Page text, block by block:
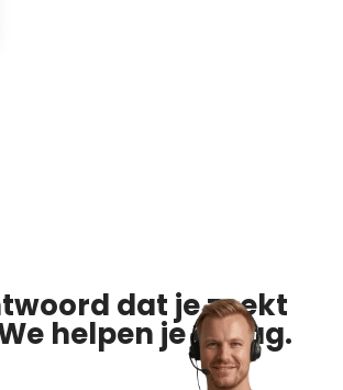
dat je zoekt
helpen je graag.